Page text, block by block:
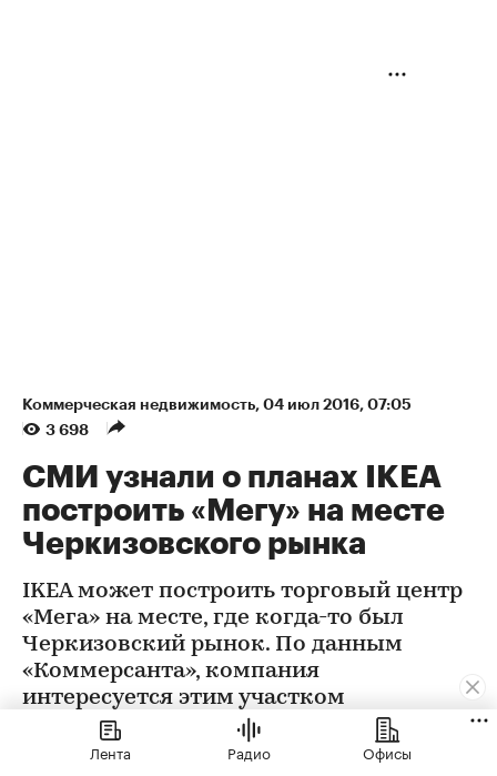
Коммерческая недвижимость 04 июл 2016, 07:05
3 698
СМИ узнали о планах IKEA
построить «Мегу» на месте
Черкизовского рынка
IKEA может построить торговый центр
«Мега» на месте, где когда-то был
Черкизовский рынок. По данным
«Коммерсанта», компания
интересуется этим участком
Лента Радио Офисы